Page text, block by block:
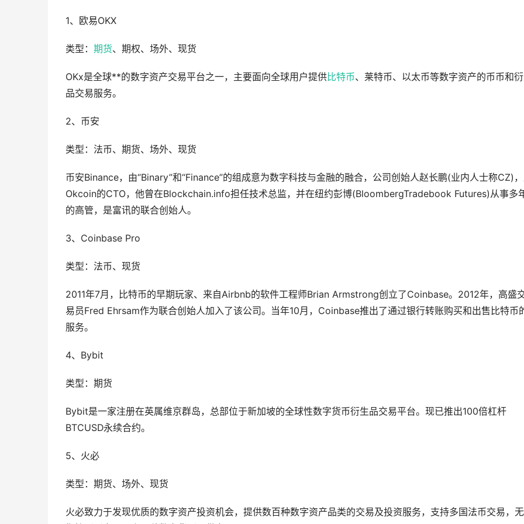
1、欧易OKX
类型： 期货、期权、场外、现货
OKx是全球**的数字资产交易平台之一，主要面向全球用户提供比特币、莱特币、以太币等数字资产的币币和
品交易服务。
2、币安
类型：法币、期货、场外、现货
币安Binance，由“Binary”和“Finance”的组成意为数字科技与金融的融合，公司创始人赵长鹏(业内人士称CZ)
Okcoin的CTO，他曾在Blockchain.info担任技术总监，并在纽约彭博(BloombergTradebook Futures)从事多
的高管，是富讯的联合创始人。
3、Coinbase Pro
类型：法币、现货
2011年7月，比特币的早期玩家、来自Airbnb的软件工程师Brian Armstrong创立了Coinbase。2012年，高盛
易员Fred Ehrsam作为联合创始人加入了该公司。当年10月，Coinbase推出了通过银行转账购买和出售比特币
服务。
4、Bybit
类型：期货
Bybit是一家注册在英属维京群岛，总部位于新加坡的全球性数字货币衍生品交易平台。现已推出100倍杠杆
BTCUSD永续合约。
5、火必
类型：期货、场外、现货
火必致力于发现优质的数字资产投资机会，提供数百种数字资产品类的交易及投资服务，支持多国法币交易，